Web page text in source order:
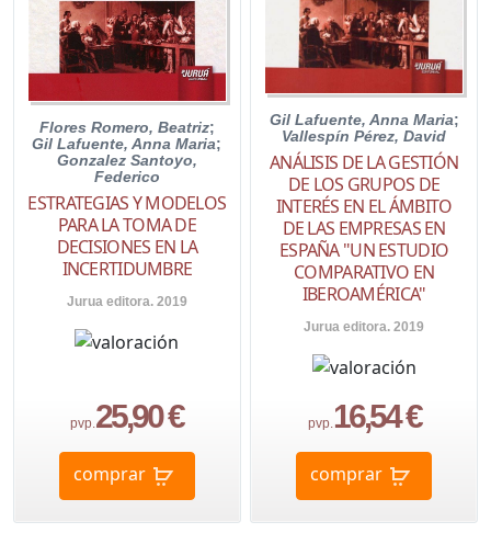
Flores Romero, Beatriz;
Gil Lafuente, Anna Maria;
Gonzalez Santoyo,
Federico
ESTRATEGIAS Y MODELOS
PARA LA TOMA DE
DECISIONES EN LA
INCERTIDUMBRE
Jurua editora. 2019
pvp.25,90 €
comprar
Gil Lafuente, Anna Maria;
Vallespín Pérez, David
ANÁLISIS DE LA GESTIÓN
DE LOS GRUPOS DE
INTERÉS EN EL ÁMBITO
DE LAS EMPRESAS EN
ESPAÑA "UN ESTUDIO
COMPARATIVO EN
IBEROAMÉRICA"
Jurua editora. 2019
pvp.16,54 €
comprar